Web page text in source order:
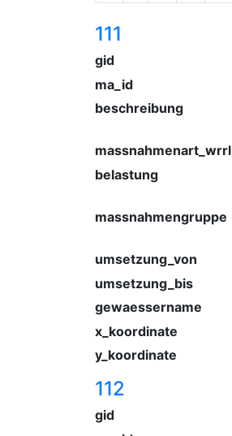
111
gid
ma_id
beschreibung
massnahmenart_wrrl
belastung
massnahmengruppe
umsetzung_von
umsetzung_bis
gewaessername
x_koordinate
y_koordinate
112
gid